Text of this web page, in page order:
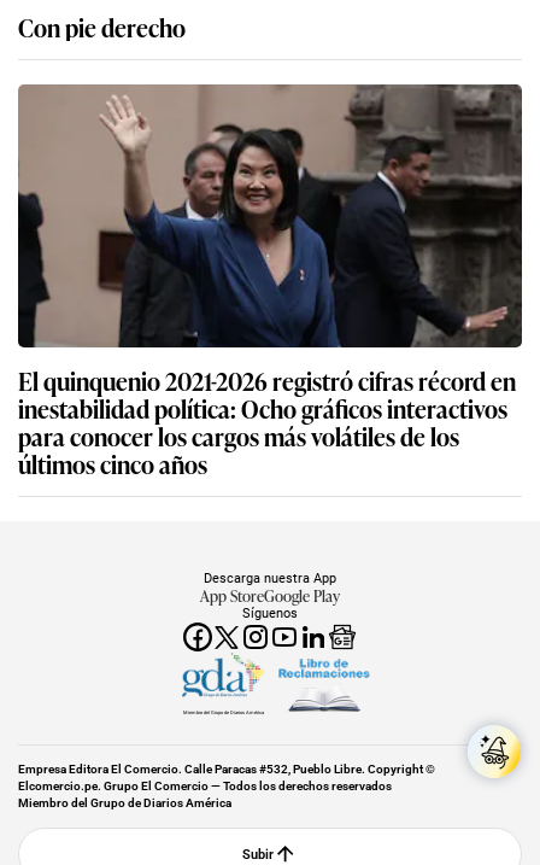
Con pie derecho
El quinquenio 2021-2026 registró cifras récord en
inestabilidad política: Ocho gráficos interactivos
para conocer los cargos más volátiles de los
últimos cinco años
Síguenos
Descarga nuestra App
App StoreGoogle Play
Miembro del Grupo de Diarios América
Empresa Editora El Comercio. Calle Paracas #532, Pueblo Libre. Copyright ©
Elcomercio.pe. Grupo El Comercio — Todos los derechos reservados
Miembro del Grupo de Diarios América
Subir